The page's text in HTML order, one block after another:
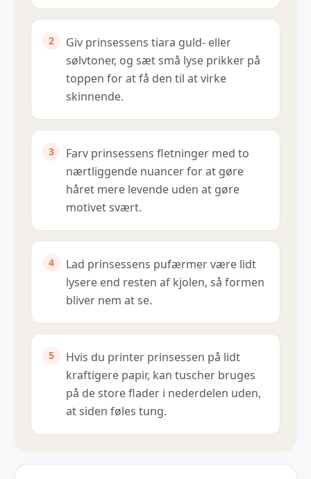
Giv prinsessens tiara guld- eller
sølvtoner, og sæt små lyse prikker på
toppen for at få den til at virke
skinnende.
Farv prinsessens fletninger med to
nærtliggende nuancer for at gøre
håret mere levende uden at gøre
motivet svært.
Lad prinsessens pufærmer være lidt
lysere end resten af kjolen, så formen
bliver nem at se.
Hvis du printer prinsessen på lidt
kraftigere papir, kan tuscher bruges
på de store flader i nederdelen uden,
at siden føles tung.